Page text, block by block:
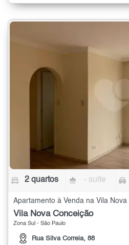
2 quartos - suíte
Vila Nova Conceição
Zona Sul - São Paulo
Rua Silva Correia, 88